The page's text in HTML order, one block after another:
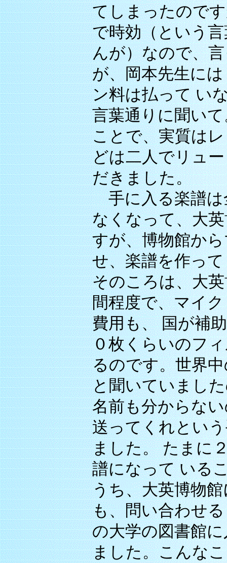
てしまったので
で時効（という
んが）なので、
が、岡本先生に
ン料は払って い
言葉通りに聞い
ことで、実質は
どは二人でリュ
だきました。
手に入る楽譜は
なくなって、大
すが、博物館か
せ、楽譜を作っ
そのころは、大
間程度で、マイ
費用も、 国が補
０枚くらいのフ
るのです。世界
と聞いていまし
名前も分からな
送ってくれとい
ました。 たまに
譜になって いる
うち、大英博物
も、問い合わせ
の大学の図書館
ました。こんな